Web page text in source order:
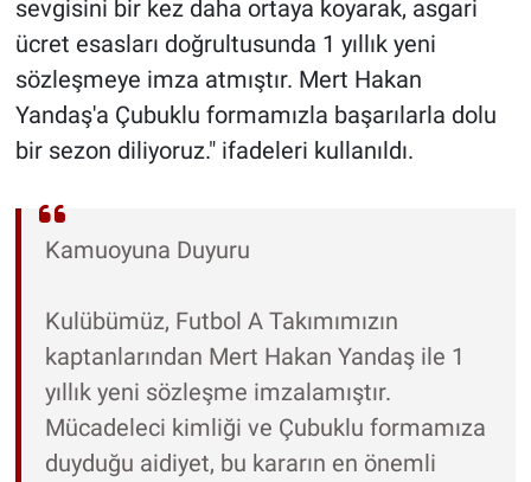
sevgisini bir kez daha ortaya koyarak, asgari
ücret esasları doğrultusunda 1 yıllık yeni
sözleşmeye imza atmıştır. Mert Hakan
Yandaş'a Çubuklu formamızla başarılarla dolu
bir sezon diliyoruz." ifadeleri kullanıldı.
Kamuoyuna Duyuru
Kulübümüz, Futbol A Takımımızın
kaptanlarından Mert Hakan Yandaş ile 1
yıllık yeni sözleşme imzalamıştır.
Mücadeleci kimliği ve Çubuklu formamıza
duyduğu aidiyet, bu kararın en önemli